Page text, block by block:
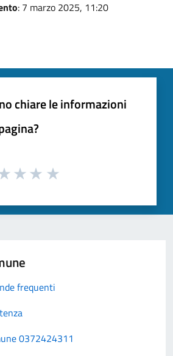
: 7 marzo 2025, 11:20
chiare le informazioni
frequenti
0372424311